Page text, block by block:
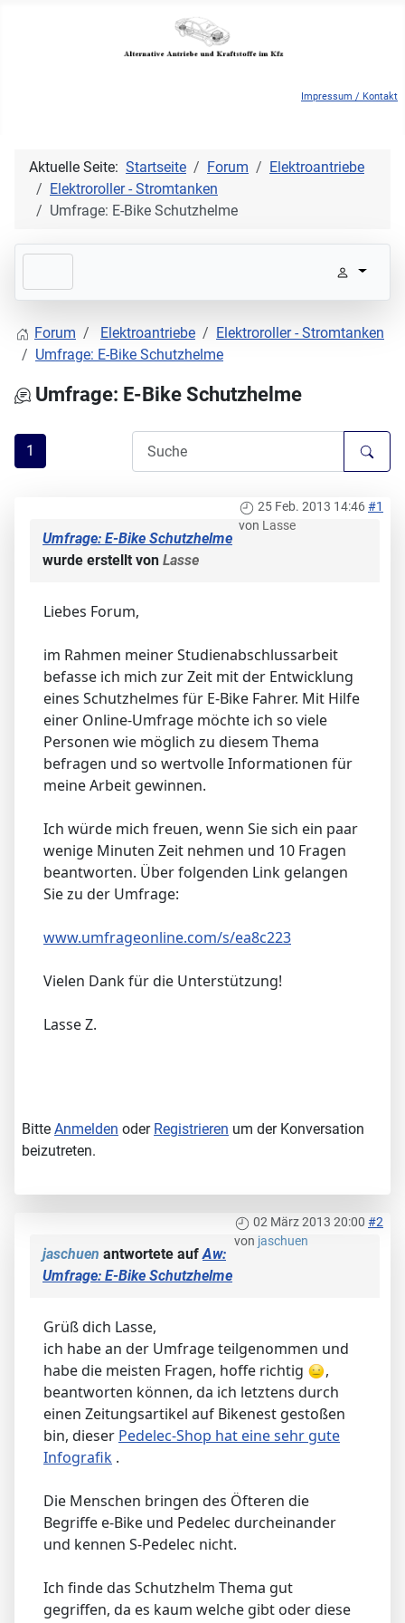
Impressum / Kontakt
Aktuelle Seite: Startseite Forum
Elektroantriebe
Elektroroller - Stromtanken
Umfrage: E-Bike Schutzhelme
Forum Elektroantriebe
Elektroroller - Stromtanken
Umfrage: E-Bike Schutzhelme
Umfrage: E-Bike Schutzhelme
1
25 Feb. 2013 14:46#1
von Lasse
Umfrage: E-Bike Schutzhelme
wurde erstellt von Lasse
Liebes Forum,
im Rahmen meiner Studienabschlussarbeit
befasse ich mich zur Zeit mit der Entwicklung
eines Schutzhelmes für E-Bike Fahrer. Mit Hilfe
einer Online-Umfrage möchte ich so viele
Personen wie möglich zu diesem Thema
befragen und so wertvolle Informationen für
meine Arbeit gewinnen.
Ich würde mich freuen, wenn Sie sich ein paar
wenige Minuten Zeit nehmen und 10 Fragen
beantworten. Über folgenden Link gelangen
Sie zu der Umfrage:
www.umfrageonline.com/s/ea8c223
Vielen Dank für die Unterstützung!
Lasse Z.
Bitte Anmelden oder Registrieren um der Konversation
beizutreten.
02 März 2013 20:00 #2
von jaschuen
jaschuen antwortete aufAw:
Umfrage: E-Bike Schutzhelme
Grüß dich Lasse,
ich habe an der Umfrage teilgenommen und
habe die meisten Fragen, hoffe richtig
,
beantworten können, da ich letztens durch
einen Zeitungsartikel auf Bikenest gestoßen
bin, dieser Pedelec-Shop hat eine sehr gute
Infografik .
Die Menschen bringen des Öfteren die
Begriffe e-Bike und Pedelec durcheinander
und kennen S-Pedelec nicht.
Ich finde das Schutzhelm Thema gut
gegriffen, da es kaum welche gibt oder diese